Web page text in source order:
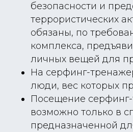
безопасности и
террористических
обязаны, по
комплекса,
личных вещей для
На серфинг-
люди, вес которых
Посещение
возможно только в
предназначенной